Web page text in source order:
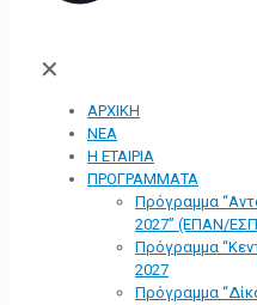
✕
ΑΡΧΙΚΗ
ΝΕΑ
Η ΕΤΑΙΡΙΑ
ΠΡΟΓΡΑΜΜΑΤΑ
Πρόγραμμα
2027” (ΕΠΑΝ/
Πρόγραμμα
2027
Πρόγραμμα